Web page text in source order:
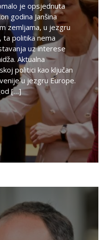
je opsjednuta
godina Janšina
zemljama, u jezgru
ta politika nema
uz interese
Aktualna
politici kao ključan
u jezgru Europe.
[…]